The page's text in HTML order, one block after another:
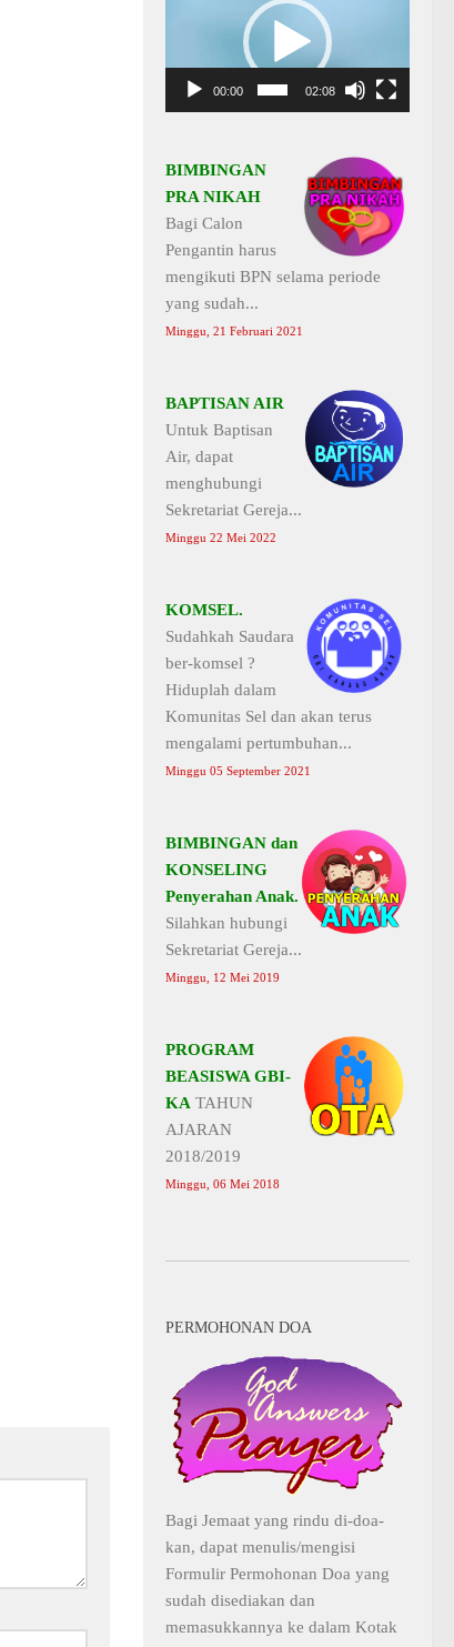
00:00 02:08
BIMBINGAN
PRA NIKAH
Bagi Calon
Pengantin harus
mengikuti BPN selama periode
yang sudah...
Minggu, 21 Februari 2021
BAPTISAN AIR
Untuk Baptisan
Air, dapat
menghubungi
Sekretariat Gereja...
Minggu 22 Mei 2022
KOMSEL.
Sudahkah Saudara
ber-komsel ?
Hiduplah dalam
Komunitas Sel dan akan terus
mengalami pertumbuhan...
Minggu 05 September 2021
BIMBINGAN dan
KONSELING
Penyerahan Anak.
Silahkan hubungi
Sekretariat Gereja...
Minggu, 12 Mei 2019
PROGRAM
BEASISWA GBI-
KA TAHUN
AJARAN
2018/2019
Minggu, 06 Mei 2018
PERMOHONAN DOA
Bagi Jemaat yang rindu di-doa-
kan, dapat menulis/mengisi
Formulir Permohonan Doa yang
sudah disediakan dan
memasukkannya ke dalam Kotak